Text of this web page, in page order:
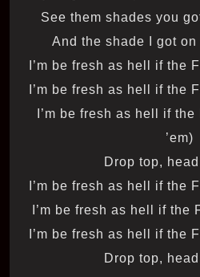
See them shades you
And the shade I got
I’m be fresh as hell if the
I’m be fresh as hell if the
I’m be fresh as hell if
’em)
Drop top,
I’m be fresh as hell if the
I’m be fresh as hell if the
I’m be fresh as hell if the
Drop top,